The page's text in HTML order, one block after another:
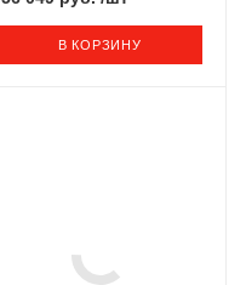
В КОРЗИНУ